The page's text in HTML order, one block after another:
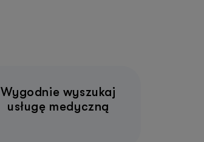
Wygodnie wyszukaj
usługę medyczną